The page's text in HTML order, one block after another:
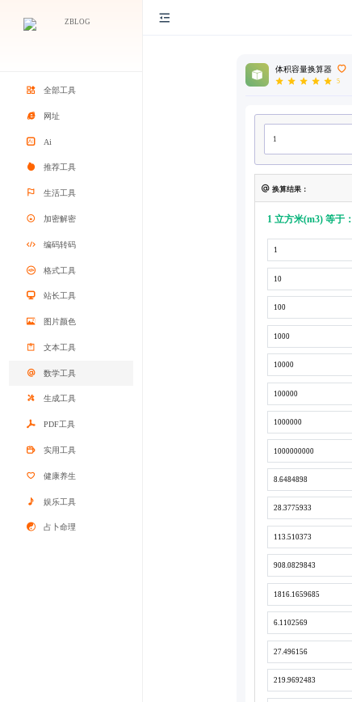
全部工具
网址
Ai
推荐工具
生活工具
加密解密
编码转码
格式工具
站长工具
图片颜色
文本工具
数学工具
生成工具
PDF工具
实用工具
健康养生
娱乐工具
占卜命理
体积容量换算器
5
换算结果：
1 立方米(m3) 等于：